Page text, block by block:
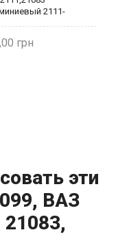
2111-
эти
ВАЗ